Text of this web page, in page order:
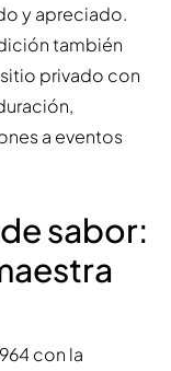
y apreciado.
también
privado con
a eventos
sabor:
con la